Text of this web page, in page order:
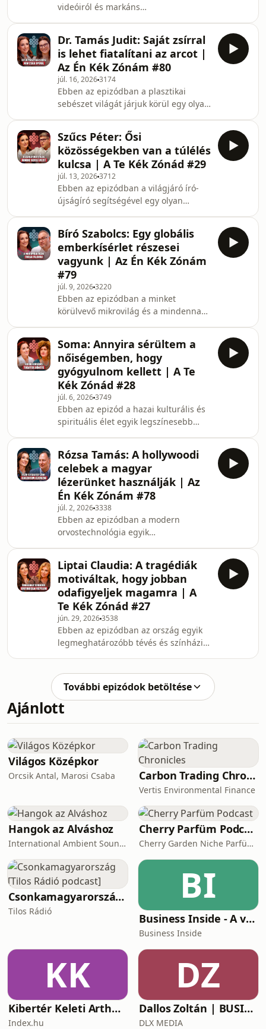
vegyszermentes biogazdálkodás
kulisszatitkaiba, miközben Béla rendkí
videóiról és markáns
arról, mit jelent számára az elméleti
feminizmus, és hogyan igyekszik
platformjaival minden nőt képviselni.
Nyíltan vállalja a múltját és a
testképével vívott csatáit: beszél a
gyerekkori túlsúlyáról, a hullámzó
fogyások időszakáról, és arról a belső
elégedetlenségről, amely m
Dr. Tamás Judit: Saját zsírral
is lehet fiatalítani az arcot |
Az Én Kék Zónám #80
júl. 16, 20263174
Ebben az epizódban a plasztikai
sebészet világát járjuk körül egy olyan
számára a munkája tényleg hivatás és
egyúttal komoly felelősségvállalás. Dr.
Tamás Judit plasztikai sebész,
onkoplasztikai sebész, a Dr. Rose
specialistája segítségével
feltérképezzük, hogyan válasszunk
szakembert, és mi a különbség a
valódi igények és a testképzavarok
kezelése között. A bes
Szűcs Péter: Ősi
közösségekben van a túlélés
kulcsa | A Te Kék Zónád #29
júl. 13, 20263712
Ebben az epizódban a világjáró író-
újságíró segítségével egy olyan
pontjaira és a saját lelkünk
legmélyebb rétegeibe. Szűcs Péter
őszintén mesél arról, hogyan tanulta
meg elengedni a félelmeit, hogyan
élte meg a felé áradó bizalmat. A
beszélgetés során bejárjuk a Húsvét-
szigetek misztikus tájait és Mongólia
végtelen sztyeppéit
Bíró Szabolcs: Egy globális
emberkísérlet részesei
vagyunk | Az Én Kék Zónám
#79
júl. 9, 20263220
Ebben az epizódban a minket
körülvevő mikrovilág és a mindennapi
vegyészmérnök segítségével
megértjük, hogy a modern világban
létező több százmillió vegyület közül
melyek azok, amelyek észrevétlenül
szivárognak be a háztartásainkba. Szó
esik a tömeges ipari termelés globális
hatásairól, a műanyagok kiváltásának
valós alternatíváiról, és
Soma: Annyira sérültem a
nőiségemben, hogy
gyógyulnom kellett | A Te
Kék Zónád #28
júl. 6, 20263749
Ebben az epizód a hazai kulturális és
spirituális élet egyik legszínesebb
életszakaszról, amikor megtanult
nemet mondani, és meghúzni a saját
határait. Szóba kerülnek a múlt sebei
is, hogyan sérült korábban a
nőiességében, és miként vezetett a fel
nem dolgozott belső feszültség és
szorongás drasztikus súlyvesztéshez.
Soma megosztja a nézőkkel, h
Rózsa Tamás: A hollywoodi
celebek a magyar
lézerünket használják | Az
Én Kék Zónám #78
júl. 2, 20263338
Ebben az epizódban a modern
orvostechnológia egyik
körbe. Rózsa Tamás segítségével
megértjük, hogyan vált az egykor
kizárólag klinikákon elérhető orvosi
lézertechnológia biztonságos, otthon
is alkalmazható eszközzé. A
beszélgetés során tiszta képet kapunk
a lágylézer sajátosságairól, a
klasszikus magyar innovációként
Liptai Claudia: A tragédiák
motiváltak, hogy jobban
odafigyeljek magamra | A
Te Kék Zónád #27
jún. 29, 20263538
Ebben az epizódban az ország egyik
legmeghatározóbb tévés és színházi
beszélgetésben. Liptai Claudia nyíltan
mesél arról, hogy az 50. életév
betöltése hogyan vált valódi
mérföldkővé az életében. Szó esik a
arról, hogy lételeme a valódi
produktum létrehozása, miközben
nem rejti véka alá azt sem
További epizódok betöltése
Ajánlott
Világos Középkor
Orcsik Antal, Marosi Csaba Carbon Trading Chronicles
Vertis Environmental Finance
Hangok az Alváshoz
International Ambient Sounds
Cherry Parfüm Podcast
Cherry Garden Niche Parfüméria
Csonkamagyarország [Tilos Rádió podcast]
Tilos Rádió
BI
Business Inside - A vállalkozók pszichológiája
Business Inside
KK
Kibertér Keleti Arthurral
Index.hu
DZ
Dallos Zoltán | BUSINESS
DLX MEDIA